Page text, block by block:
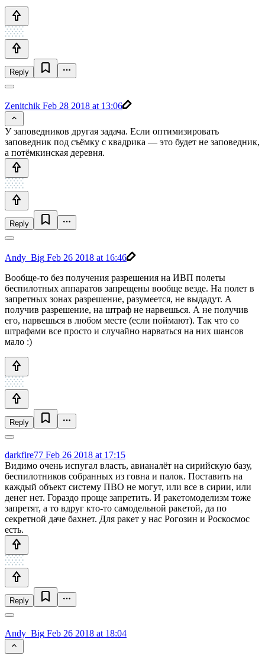
Reply
Zenitchik Feb 28 2018 at 13:06
У заповедников другая задача. Если оптимизировать
заповедник под съёмку с квадрика — это будет не заповедник,
а потёмкинская деревня.
Reply
Andy_Big Feb 26 2018 at 16:46
Вообще-то без получения разрешения на ИВП полеты
беспилотных аппаратов запрещены вообще везде. На полет в
запретных зонах разрешение, разумеется, не выдадут. А
получив разрешение, на штраф не нарвешься. А не получив
его, нарвешься в любом месте (если поймают). Так что со
штрафами все просто и случайно нарваться на них шансов
мало :)
Reply
darkfire77 Feb 26 2018 at 17:15
Видимо очень испугал власть, авианалёт на сирийскую базу,
беспилотников собранных из говна и палок. Поставить на
каждый объект систему ПВО не могут, или все в сирии, или
денег нет. Гораздо проще запретить. И ракетомоделизм тоже
запретят, а то вдруг кто-то самодельной ракетой, да по
секретной даче бахнет. Для ракет у нас Рогозин и Роскосмос
есть.
Reply
Andy_Big Feb 26 2018 at 18:04